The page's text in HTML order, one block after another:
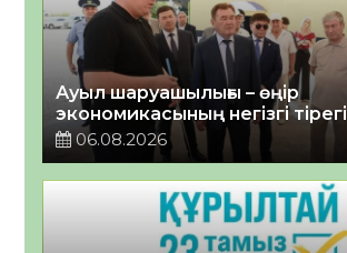
Ауыл шаруашылығы – өңір
экономикасының негізгі тірегі
06.08.2026